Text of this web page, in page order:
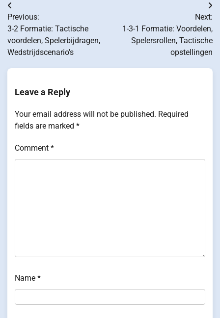
Post
navigation
Previous:
3-2 Formatie: Tactische
voordelen, Spelerbijdragen,
Wedstrijdscenario’s
Next:
1-3-1 Formatie: Voordelen,
Spelersrollen, Tactische
opstellingen
Leave a Reply
Your email address will not be published. Required
fields are marked *
Comment *
Name *